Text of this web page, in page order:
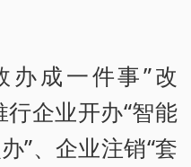
办成一件事”改
企业开办“智能
”、企业注销“套